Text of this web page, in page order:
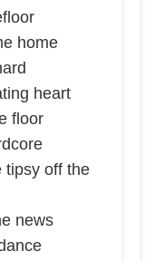
home
heart
floor
tipsy off the
news